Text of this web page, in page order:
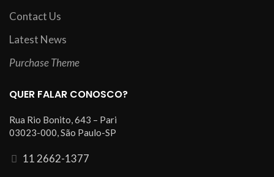
Contact Us
Latest News
Purchase Theme
QUER FALAR CONOSCO?
Rua Rio Bonito, 643 – Pari
03023-000, São Paulo-SP
11 2662-1377